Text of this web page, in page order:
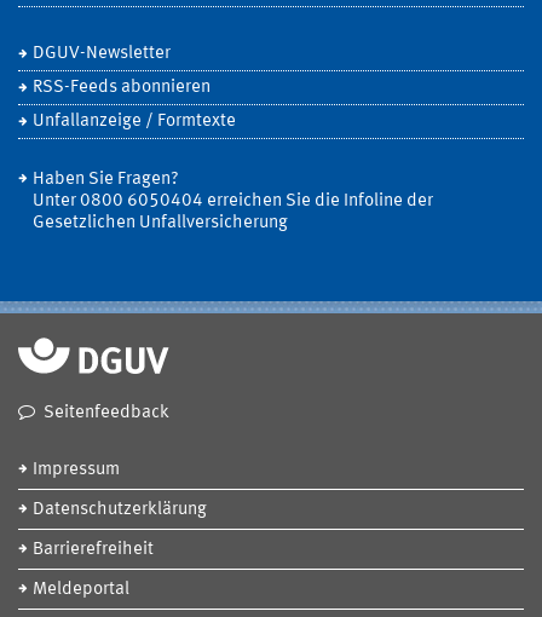
DGUV-Newsletter
RSS-Feeds abonnieren
Unfallanzeige / Formtexte
Haben Sie Fragen?
Unter 0800 6050404 erreichen Sie die Infoline der
Gesetzlichen Unfallversicherung
Seitenfeedback
Impressum
Datenschutzerklärung
Barrierefreiheit
Meldeportal